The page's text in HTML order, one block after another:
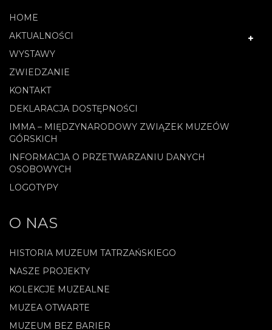
HOME
AKTUALNOŚCI
WYSTAWY
ZWIEDZANIE
KONTAKT
DEKLARACJA DOSTĘPNOŚCI
IMMA – MIĘDZYNARODOWY ZWIĄZEK MUZEÓW
GÓRSKICH
INFORMACJA O PRZETWARZANIU DANYCH
OSOBOWYCH
LOGOTYPY
O NAS
HISTORIA MUZEUM TATRZAŃSKIEGO
NASZE PROJEKTY
KOLEKCJE MUZEALNE
MUZEA OTWARTE
MUZEUM BEZ BARIER